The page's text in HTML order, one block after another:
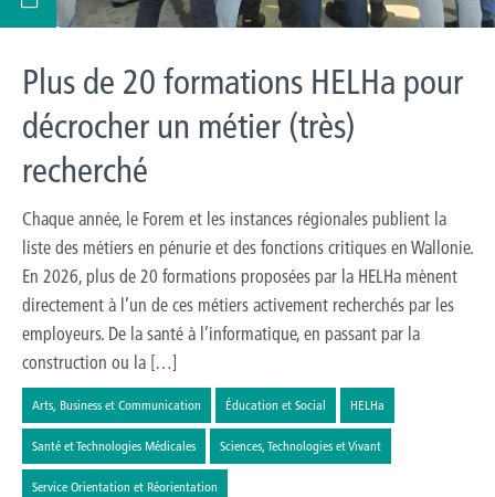
Plus de 20 formations HELHa pour
décrocher un métier (très)
recherché
Chaque année, le Forem et les instances régionales publient la
liste des métiers en pénurie et des fonctions critiques en Wallonie.
En 2026, plus de 20 formations proposées par la HELHa mènent
directement à l’un de ces métiers activement recherchés par les
employeurs. De la santé à l’informatique, en passant par la
construction ou la […]
Arts, Business et Communication Éducation et Social HELHa
Santé et Technologies Médicales Sciences, Technologies et Vivant
Service Orientation et Réorientation